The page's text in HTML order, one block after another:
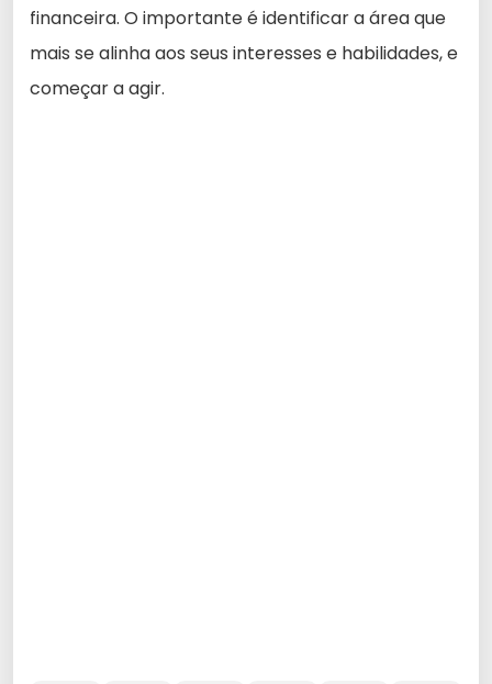
financeira. O importante é identificar a área que
mais se alinha aos seus interesses e habilidades, e
começar a agir.